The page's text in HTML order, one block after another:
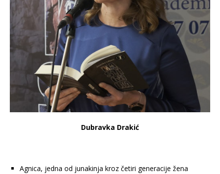
Dubravka Drakić
Agnica, jedna od junakinja kroz četiri generacije žena